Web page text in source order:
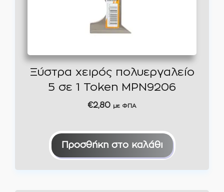
Ξύστρα χειρός πολυεργαλείο
5 σε 1 Token MPN9206
€2,80 με ΦΠΑ
Προσθήκη στο καλάθι